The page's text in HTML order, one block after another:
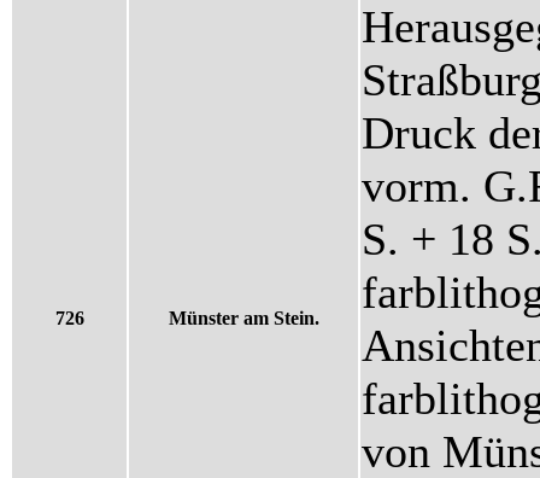
726 Münster am Stein.
Druck
vorm.
S. + 18
von